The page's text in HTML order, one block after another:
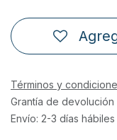
Términos y
Grantía de devolución
Envío: 2-3 días hábiles